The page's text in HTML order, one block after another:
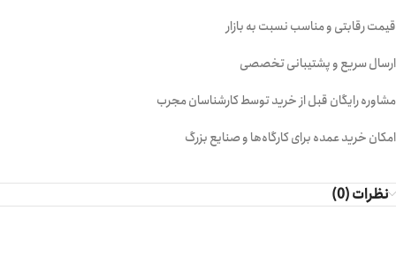
قیمت رقابتی و مناسب نسبت به بازار
ارسال سریع و پشتیبانی تخصصی
مشاوره رایگان قبل از خرید توسط کارشناسان مجرب
امکان خرید عمده برای کارگاه‌ها و صنایع بزرگ
نظرات (0)